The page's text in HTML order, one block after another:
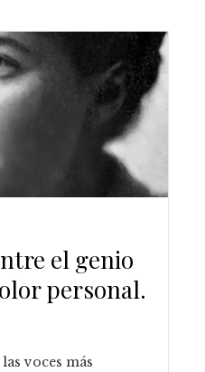
el genio
personal.
voces más